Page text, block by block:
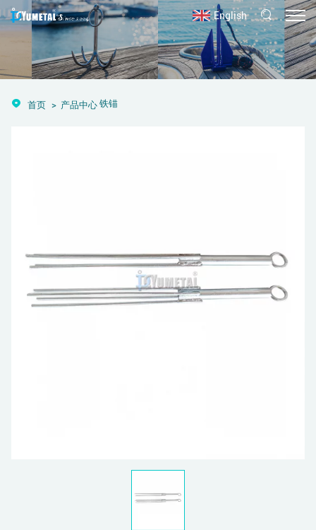
English
首页 产品中心铁锚